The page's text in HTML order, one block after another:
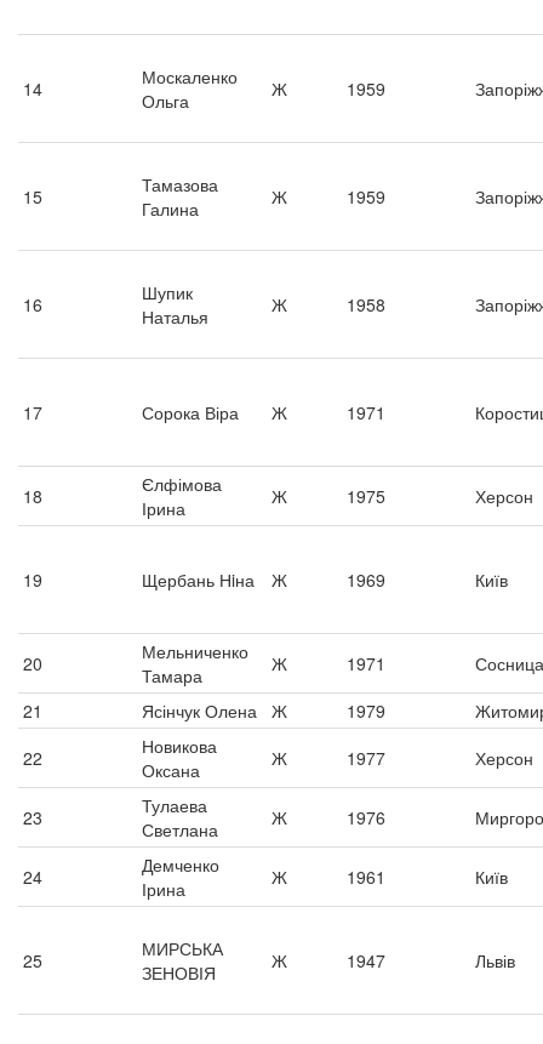
14
Москаленко
Ольга
Ж 1959
15
Тамазова
Галина
Ж 1959
16
Шупик
Наталья
Ж 1958
17 Сорока Віра Ж 1971
18
Єлфімова
Ірина
Ж 1975 Херсон
19 Щербань Нiна Ж 1969 Київ
20
Мельниченко
Тамара
Ж 1971
Сосница
21
Ясінчук Олена Ж 1979
22
Новикова
Оксана
Ж 1977 Херсон
23
Тулаева
Светлана
Ж 1976
24
Демченко
Ірина
Ж 1961 Київ
25
МИРСЬКА
ЗЕНОВІЯ
Ж 1947 Львів